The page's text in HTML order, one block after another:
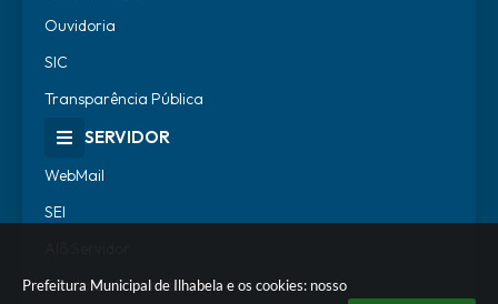
Prefeitura Municipal de Ilhabela e os cookies: nosso
Ouvidoria
SIC
Transparência Pública
SERVIDOR
WebMail
SEI
Escola de Governo